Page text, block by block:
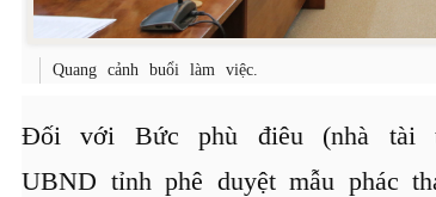
Quang cảnh buổi làm việc.
Đối với Bức phù điêu (nhà tài
UBND tỉnh phê duyệt mẫu phác